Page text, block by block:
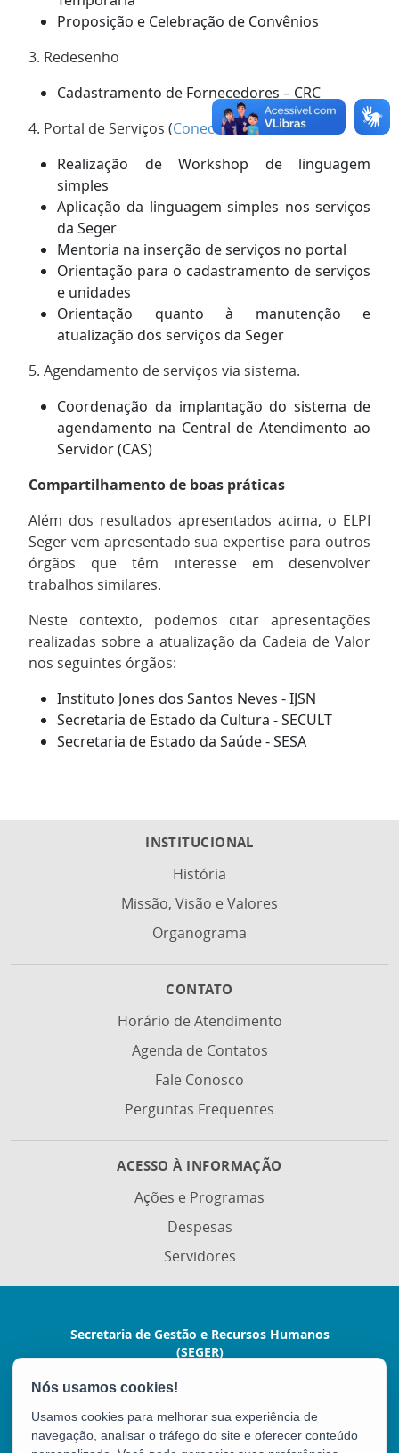
Proposição e Celebração de Convênios
3. Redesenho
Cadastramento de Fornecedores – CRC
4. Portal de Serviços (Conecta Cidadão)
Realização de Workshop de linguagem
simples
Aplicação da linguagem simples nos serviços
da Seger
Mentoria na inserção de serviços no portal
Orientação para o cadastramento de serviços
e unidades
Orientação quanto à manutenção e
atualização dos serviços da Seger
5. Agendamento de serviços via sistema.
Coordenação da implantação do sistema de
agendamento na Central de Atendimento ao
Servidor (CAS)
Compartilhamento de boas práticas
Além dos resultados apresentados acima, o ELPI
Seger vem apresentado sua expertise para outros
órgãos que têm interesse em desenvolver
trabalhos similares.
Neste contexto, podemos citar apresentações
realizadas sobre a atualização da Cadeia de Valor
nos seguintes órgãos:
Instituto Jones dos Santos Neves - IJSN
Secretaria de Estado da Cultura - SECULT
Secretaria de Estado da Saúde - SESA
INSTITUCIONAL
História
Missão, Visão e Valores
Organograma
CONTATO
Horário de Atendimento
Agenda de Contatos
Fale Conosco
Perguntas Frequentes
ACESSO À INFORMAÇÃO
Ações e Programas
Despesas
Servidores
Secretaria de Gestão e Recursos Humanos
(SEGER)
Avenida Vitória, nº 2703 - Horto
Tel.: (27) 3636-5201 / 3636-5202
Usamos cookies para melhorar sua experiência de
navegação, analisar o tráfego do site e oferecer conteúdo